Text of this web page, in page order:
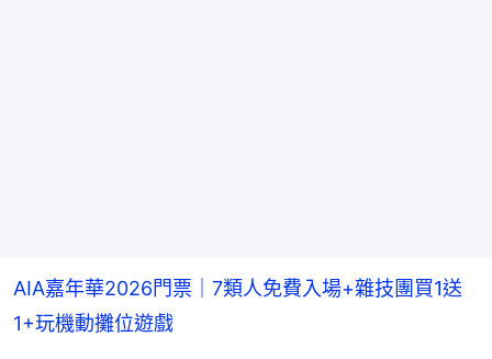
AIA嘉年華2026門票｜7類人免費入場+雜技團買1送
1+玩機動攤位遊戲